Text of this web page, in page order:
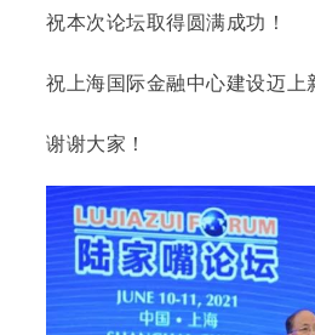
祝本次论坛取得圆满成功！
祝上海国际金融中心建设迈上
谢谢大家！